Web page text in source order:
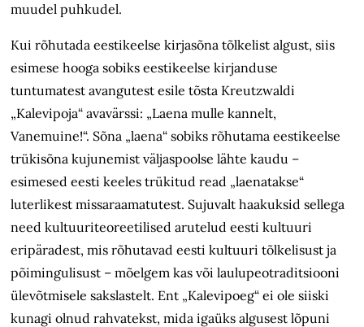
muudel puhkudel.
Kui rõhutada eestikeelse kirjasõna tõlkelist algust, siis
esimese hooga sobiks eestikeelse kirjanduse
tuntumatest avangutest esile tõsta Kreutzwaldi
„Kalevipoja“ avavärssi: „Laena mulle kannelt,
Vanemuine!“. Sõna „laena“ sobiks rõhutama eestikeelse
trükisõna kujunemist väljaspoolse lähte kaudu –
esimesed eesti keeles trükitud read „laenatakse“
luterlikest missaraamatutest. Sujuvalt haakuksid sellega
need kultuuriteoreetilised arutelud eesti kultuuri
eripäradest, mis rõhutavad eesti kultuuri tõlkelisust ja
põimingulisust – mõelgem kas või laulupeo­traditsiooni
ülevõtmisele sakslastelt. Ent „Kalevipoeg“ ei ole siiski
kunagi olnud rahvatekst, mida igaüks algusest lõpuni